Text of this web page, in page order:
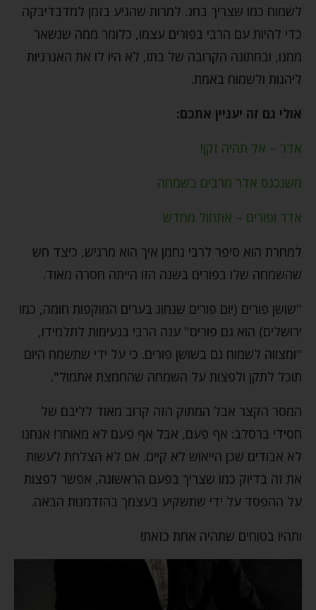
לשמוח כמו שצריך בחג. למרות שהגיע בזמן למדבדיבקה
כדי להיות עם הרבי בפורים עצמו, כלומר ממה שנשאר
ממנו, ובחתונה הקרובה של בתו, לא היו לו את האנרגיות
ליהנות ולשמוח באמת.
אולי גם זה יעניין אתכם:
אדר – אל תהיה זקן!
משנכנס אדר מרבים בשמחה
אדר ופורים – אתחול מחדש
למחרת הוא סיפר לרבי נחמן איך הוא מרגיש, כיצד חש
שהשמחה שלו בפורים בשנה הזו הייתה חסרה מאוד.
"שושן פורים (יום פורים שנחוג בערים המוקפות חומה, כמו
ירושלים) הוא גם פורים" ענה הרבי בנעימות לתלמידו,
"ומצווה לשמוח גם בשושן פורים. כי על ידי שתשמח היום
תוכל לתקן ולפצות על השמחה שהחמצת אתמול".
המסר הקצר אבל המתוק הזה קרוב מאוד לליבם של
חסידי ברסלב: אף פעם, אבל אף פעם לא מאוחר! אנחנו
לא אבודים שכן הייאוש לא קיים. אם לא הצלחת לעשות
את זה בדיוק כמו שצריך בפעם הראשונה, אפשר לפצות
על ההפסד על ידי שתשקיע בעצמך בהזדמנות הבאה.
ותהיו בטוחים שתהיה אחת כזאת!